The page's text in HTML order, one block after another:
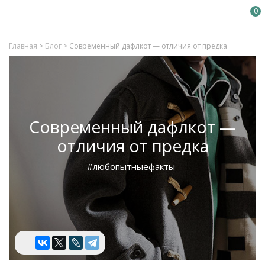
0
Главная > Блог > Современный дафлкот — отличия от предка
Современный дафлкот —
отличия от предка
#любопытныефакты